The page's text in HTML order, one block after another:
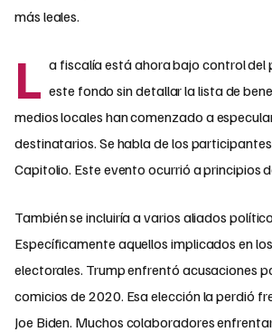
más leales.
L a fiscalía está ahora bajo control del
este fondo sin detallar la lista de
medios locales han comenzado a
destinatarios. Se habla de los
Capitolio. Este evento ocurrió a principios
También se incluiría a varios aliados
Específicamente aquellos implicados en
electorales. Trump enfrentó acusaciones
comicios de 2020. Esa elección la perdió
Joe Biden. Muchos colaboradores